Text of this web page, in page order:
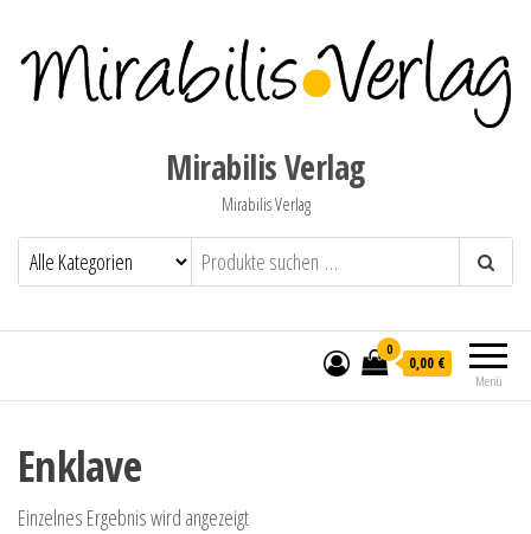
Mirabilis Verlag
Mirabilis Verlag
Menü
0
0,00 €
Enklave
Einzelnes Ergebnis wird angezeigt